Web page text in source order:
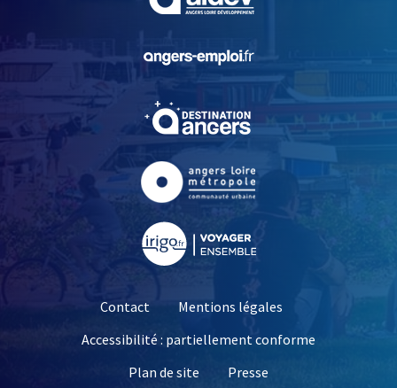
, Ouvre une nouvelle
, Ouvre une nouvelle
Contact
Mentions légales
Accessibilité : partiellement conforme
Plan de site
Presse